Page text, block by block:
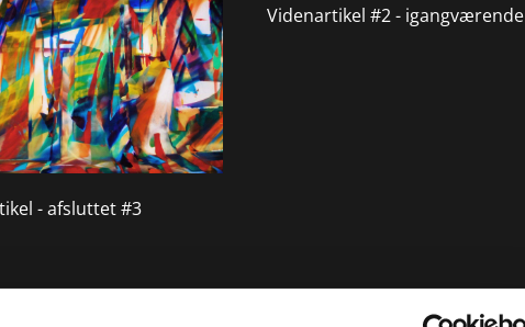
- afsluttet #3
Videnartikel #2 - igangværende